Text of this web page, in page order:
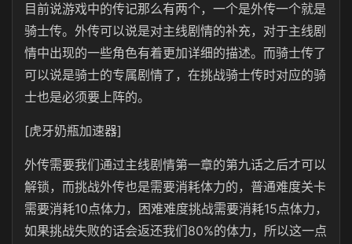
目前说游戏中的传记那么有两个，一个是外传一个就是
骑士传。外传可以说是对主线剧情的补充，对于主线剧
情中出现的一些角色有着更加详细的描述。而骑士传了
可以说是骑士的专属剧情了，在挑战骑士传时对应的骑
士也是必须要上阵的。
[虎牙奶瓶加速器]
外传需要我们通过主线剧情第一章的第九话之后才可以
解锁，而挑战外传也是需要消耗体力的，普通难度关卡
需要消耗10点体力，困难难度挑战需要消耗15点体力，
如果挑战失败的话会返还我们80%的体力，所以这一点